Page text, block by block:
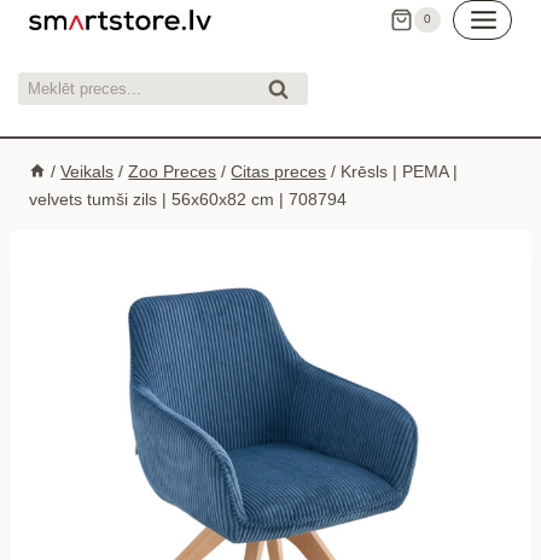
Skip
content
0
Meklēt: Meklēt
/ Veikals / Zoo Preces / Citas preces / Krēsls | PEMA |
velvets tumši zils | 56x60x82 cm | 708794